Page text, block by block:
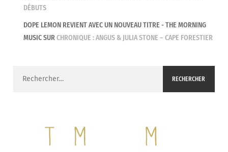
DÉBUTS
DOPE LEMON REVIENT AVEC UN NOUVEAU TITRE - THE MORNING
MUSICSURCHRONIQUE : ANGUS & JULIA STONE – CAPE FORESTIER